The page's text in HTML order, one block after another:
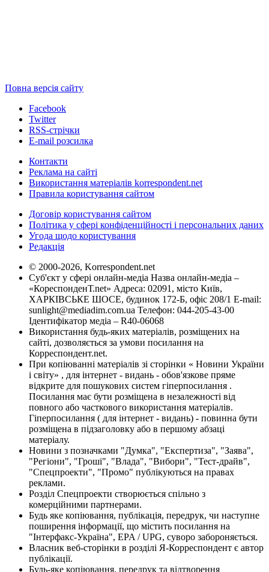
Повна версія сайту
Facebook
Twitter
RSS-стрічки
E-mail розсилка
Контакти
Реклама на сайті
Використання матеріалів korrespondent.net
Правила користування сайтом
Договір користування сайтом
Політика у сфері конфіденційності і персональних даних
Угода щодо користування
Редакція
© 2000-2026, Korrespondent.net
Суб'єкт у сфері онлайн-медіа Назва онлайн-медіа –
«КореспонденТ.net» Адреса: 02091, місто Київ,
ХАРКІВСЬКЕ ШОСЕ, будинок 172-Б, офіс 208/1 E-mail:
sunlight@mediadim.com.ua Телефон: 044-205-43-00
Ідентифікатор медіа – R40-06068
Використання будь-яких матеріалів, розміщених на
сайті, дозволяється за умови посилання на
Корреспондент.net.
При копіюванні матеріалів зі сторінки « Новини України
і світу» , для інтернет - видань - обов'язкове пряме
відкрите для пошукових систем гіперпосилання .
Посилання має бути розміщена в незалежності від
повного або часткового використання матеріалів.
Гіперпосилання ( для інтернет - видань) - повинна бути
розміщена в підзаголовку або в першому абзаці
матеріалу.
Новини з позначками "Думка", "Експертиза", "Заява",
"Регіони", "Гроші", "Влада", "Вибори", "Тест-драйв",
"Спецпроекти", "Промо" публікуються на правах
реклами.
Розділ Спецпроекти створюється спільно з
комерційними партнерами.
Будь яке копіювання, публікація, передрук, чи наступне
поширення інформації, що містить посилання на
"Інтерфакс-Україна", EPA / UPG, суворо забороняється.
Власник веб-сторінки в розділі Я-Корреспондент є автор
публікації.
Будь-яке копіювання, передрук та відтворення